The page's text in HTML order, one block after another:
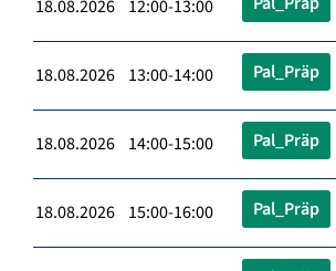
18.08.2026 12:00-13:00
18.08.2026 13:00-14:00 Pal_Präp
18.08.2026 14:00-15:00 Pal_Präp
18.08.2026 15:00-16:00 Pal_Präp